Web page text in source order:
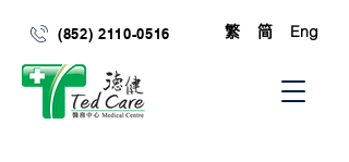
(852) 2110-0516 繁 简 Eng